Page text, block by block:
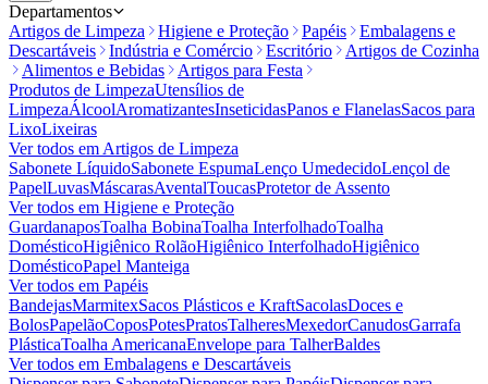
Departamentos
Artigos de Limpeza
Higiene e Proteção Papéis
Embalagens e
Descartáveis
Indústria e Comércio Escritório
Artigos de Cozinha
Alimentos e Bebidas
Artigos para Festa
Produtos de LimpezaUtensílios de
LimpezaÁlcoolAromatizantesInseticidasPanos e FlanelasSacos para
LixoLixeiras
Ver todos em Artigos de Limpeza
Sabonete LíquidoSabonete EspumaLenço UmedecidoLençol de
PapelLuvasMáscarasAventalToucasProtetor de Assento
Ver todos em Higiene e Proteção
GuardanaposToalha BobinaToalha InterfolhadoToalha
DomésticoHigiênico RolãoHigiênico InterfolhadoHigiênico
DomésticoPapel Manteiga
Ver todos em Papéis
BandejasMarmitexSacos Plásticos e KraftSacolasDoces e
BolosPapelãoCoposPotesPratosTalheresMexedorCanudosGarrafa
PlásticaToalha AmericanaEnvelope para TalherBaldes
Ver todos em Embalagens e Descartáveis